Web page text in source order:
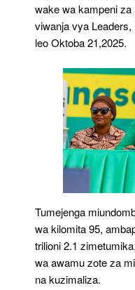
wake wa kampeni
viwanja vya Leaders,
leo Oktoba 21,2025.
Tumejenga
wa kilomita 95,
trilioni 2.1
wa awamu zote za
na kuzimaliza.